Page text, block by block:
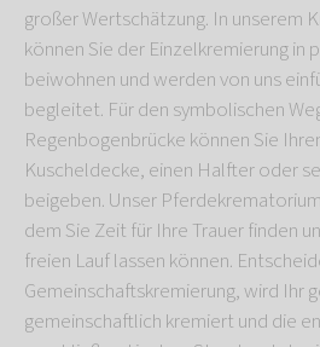
großer Wertschätzung. In unserem
können Sie der Einzelkremierung in
beiwohnen und werden von uns
begleitet. Für den symbolischen
Regenbogenbrücke können Sie
Kuscheldecke, einen Halfter oder
beigeben. Unser Pferdekrematorium
dem Sie Zeit für Ihre Trauer finden
freien Lauf lassen können.
Gemeinschaftskremierung, wird Ihr
gemeinschaftlich kremiert und die